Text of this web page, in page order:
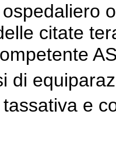
citate
di
e